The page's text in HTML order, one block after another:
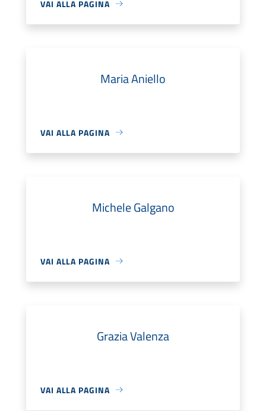
VAI ALLA PAGINA
Maria Aniello
VAI ALLA PAGINA
Michele Galgano
VAI ALLA PAGINA
Grazia Valenza
VAI ALLA PAGINA